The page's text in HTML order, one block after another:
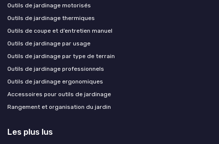
Outils de jardinage motorisés
Outils de jardinage thermiques
Outils de coupe et d’entretien manuel
Outils de jardinage par usage
Outils de jardinage par type de terrain
Outils de jardinage professionnels
Outils de jardinage ergonomiques
Accessoires pour outils de jardinage
Rangement et organisation du jardin
Les plus lus